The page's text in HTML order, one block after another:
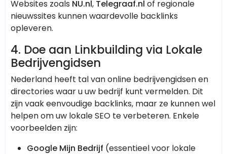
Websites zoals NU.nl, Telegraaf.nl of regionale
nieuwssites kunnen waardevolle backlinks
opleveren.
4. Doe aan Linkbuilding via Lokale
Bedrijvengidsen
Nederland heeft tal van online bedrijvengidsen en
directories waar u uw bedrijf kunt vermelden. Dit
zijn vaak eenvoudige backlinks, maar ze kunnen wel
helpen om uw lokale SEO te verbeteren. Enkele
voorbeelden zijn:
Google Mijn Bedrijf (essentieel voor lokale